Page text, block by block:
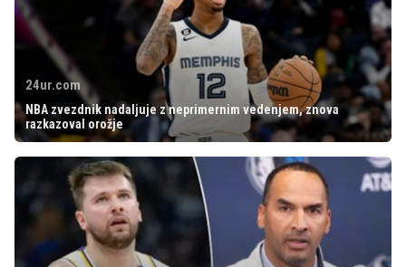
24ur.com
NBA zvezdnik nadaljuje z neprimernim vedenjem, znova
razkazoval orožje